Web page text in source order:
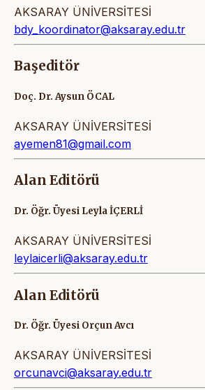
AKSARAY ÜNİVERSİTESİ
bdy_koordinator@aksaray.edu.tr
Başeditör
Doç. Dr. Aysun ÖCAL
AKSARAY ÜNİVERSİTESİ
ayemen81@gmail.com
Alan Editörü
Dr. Öğr. Üyesi Leyla İÇERLİ
AKSARAY ÜNİVERSİTESİ
leylaicerli@aksaray.edu.tr
Alan Editörü
Dr. Öğr. Üyesi Orçun Avcı
AKSARAY ÜNİVERSİTESİ
orcunavci@aksaray.edu.tr